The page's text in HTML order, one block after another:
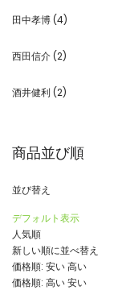
田中孝博 (4)
西田信介 (2)
酒井健利 (2)
商品並び順
並び替え
デフォルト表示
人気順
新しい順に並べ替え
価格順: 安い 高い
価格順: 高い 安い